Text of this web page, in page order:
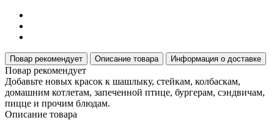
Повар рекомендует Описание товара Информация о доставке
Повар рекомендует
Добавьте новых красок к шашлыку, стейкам, колбаскам,
домашним котлетам, запеченной птице, бургерам, сэндвичам,
пицце и прочим блюдам.
Описание товара